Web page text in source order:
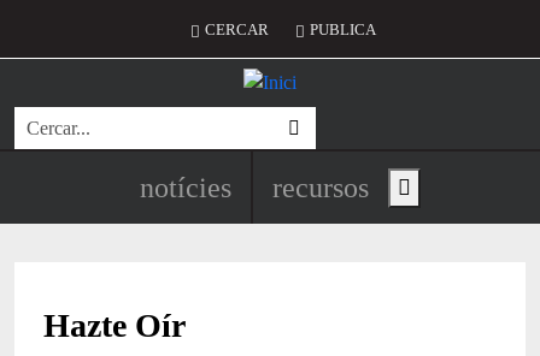
Menú del compte d'usuari
CERCAR PUBLICA
Cerca
Navegació principal de
notícies recursos Show main menu
Hazte Oír